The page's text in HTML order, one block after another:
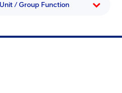
/ Group Function